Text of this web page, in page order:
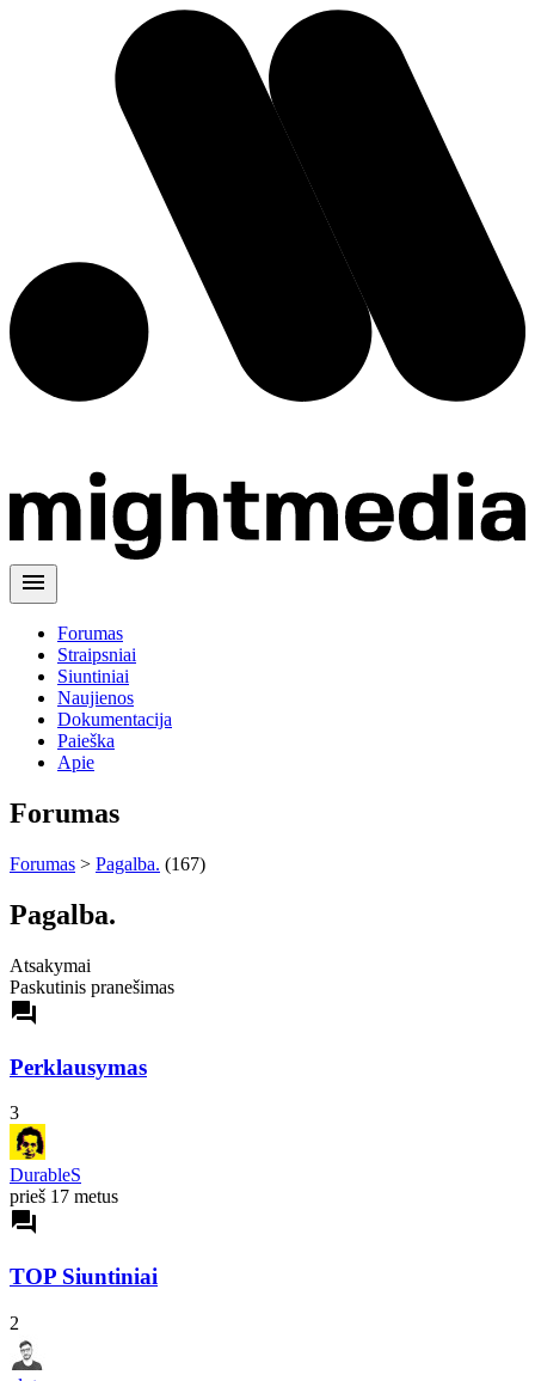
menu
Forumas
Straipsniai
Siuntiniai
Naujienos
Dokumentacija
Paieška
Apie
Forumas
Forumas > Pagalba. (167)
Pagalba.
Atsakymai
Paskutinis pranešimas
forum
Perklausymas
3
DurableS
prieš 17 metus
forum
TOP Siuntiniai
2